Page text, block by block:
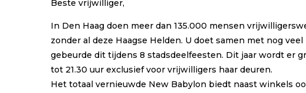
Beste vrijwilliger,
In Den Haag doen meer dan 135.000 mensen
zonder al deze Haagse Helden. U doet samen met nog
gebeurde dit tijdens 8 stadsdeelfeesten. Dit jaar wordt er
tot 21.30 uur exclusief voor vrijwilligers haar deuren.
Het totaal vernieuwde New Babylon biedt naast winkels